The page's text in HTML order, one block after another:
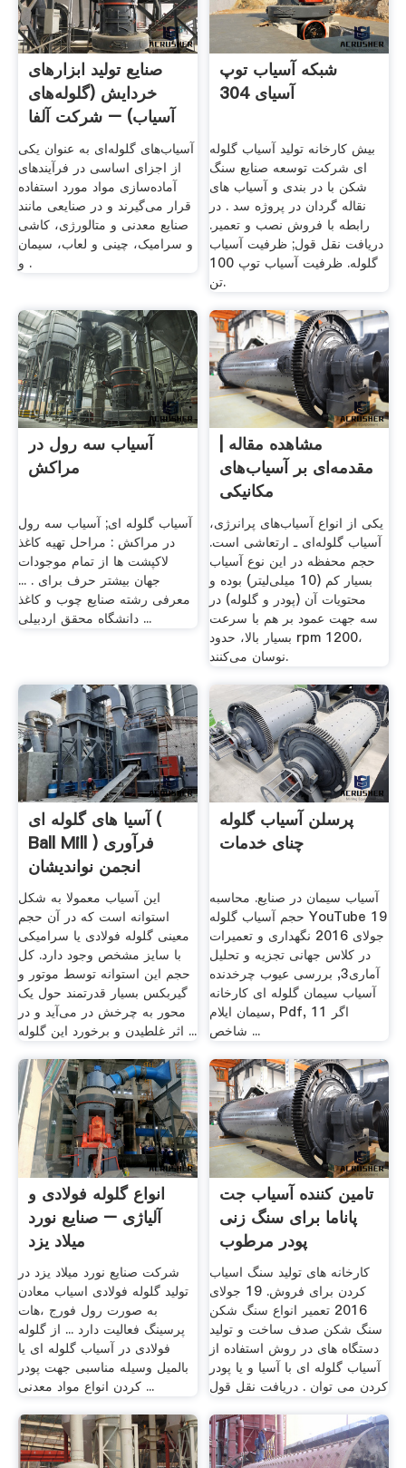
صنایع تولید ابزارهای
خردایش (گلوله‌های
آسیاب) – شرکت آلفا
آسیاب‌های گلوله‌ای به عنوان یکی
از اجزای اساسی در فرآیندهای
آماده‌سازی مواد مورد استفاده
قرار می‌گیرند و در صنایعی مانند
صنایع معدنی و متالورژی، کاشی
و سرامیک، چینی و لعاب، سیمان
و .
شبکه آسیاب توپ
آسیای 304
بیش کارخانه تولید آسیاب گلوله
ای شركت توسعه صنایع سنگ
شکن با در بندی و آسیاب های
نقاله گردان در پروژه سد . در
رابطه با فروش نصب و تعمیر.
دریافت نقل قول; ظرفیت آسیاب
گلوله. ظرفیت آسیاب توپ 100
تن.
آسیاب سه رول در
مراکش
آسیاب گلوله ای; آسیاب سه رول
در مراکش : مراحل تهیه کاغذ
لاکپشت ها از تمام موجودات
جهان بیشتر حرف برای . ...
معرفی رشته صنایع چوب و کاغذ
دانشگاه محقق اردبیلی ...
مشاهده مقاله |
مقدمه‌ای بر آسیاب‌های
مکانیکی
یکی از انواع آسیاب‌های پرانرژی،
آسیاب گلوله‌ای ـ ارتعاشی است.
حجم محفظه در این نوع آسیاب
بسیار کم (10 میلی‌لیتر) بوده و
محتویات آن (پودر و گلوله) در
سه جهت عمود بر هم با سرعت
بسیار بالا، حدود rpm 1200،
نوسان می‌کنند.
آسیا های گلوله ای (
Ball Mill ) فرآوری
انجمن نواندیشان
این آسیاب معمولا به شکل
استوانه است که در آن حجم
معینی گلوله فولادی یا سرامیکی
با سایز مشخص وجود دارد. کل
حجم این استوانه توسط موتور و
گیربکس بسیار قدرتمند حول یک
محور به چرخش در می‌آید و در
اثر غلطیدن و برخورد این گلوله ...
پرسلن آسیاب گلوله
چنای خدمات
آسیاب سیمان در صنایع. محاسبه
حجم آسیاب گلوله YouTube 19
جولای 2016 نگهداری و تعمیرات
در کلاس جهانی تجزیه و تحلیل
آماری3, بررسی عیوب چرخدنده
آسیاب سیمان گلوله ای کارخانه
سیمان ایلام, Pdf, 11 اگر
شاخص ...
انواع گلوله فولادی و
آلیاژی – صنایع نورد
میلاد یزد
شرکت صنایع نورد میلاد یزد در
تولید گلوله فولادی اسیاب معادن
به صورت رول فورج ،هات
پرسینگ فعالیت دارد ... از گلوله
فولادی در آسیاب گلوله ای یا
بالمیل وسیله مناسبی جهت پودر
کردن انواع مواد معدنی ...
تامین کننده آسیاب جت
پاناما برای سنگ زنی
پودر مرطوب
کارخانه های تولید سنگ اسیاب
کردن برای فروش. 19 جولای
2016 تعمیر انواع سنگ شکن
سنگ شکن صدف ساخت و تولید
دستگاه های در روش استفاده از
آسیاب گلوله ای با آسیا و یا پودر
کردن می توان . دریافت نقل قول